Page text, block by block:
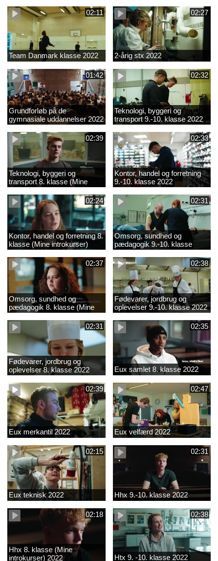
02:11
Team Danmark klasse 2022
02:27
2-årig stx 2022
01:42
Grundforløb på de
gymnasiale uddannelser 2022
02:32
Teknologi, byggeri og
transport 9.-10. klasse 2022
02:39
Teknologi, byggeri og
transport 8. klasse (Mine
introkurser) 2022
02:33
Kontor, handel og forretning
9.-10. klasse 2022
02:24
Kontor, handel og forretning 8.
klasse (Mine introkurser)
2022
02:31
Omsorg, sundhed og
pædagogik 9.-10. klasse
2022
02:37
Omsorg, sundhed og
pædagogik 8. klasse (Mine
introkurser) 2022
02:38
Fødevarer, jordbrug og
oplevelser 9.-10. klasse 2022
02:31
Fødevarer, jordbrug og
oplevelser 8. klasse 2022
02:35
Eux samlet 8. klasse 2022
02:39
Eux merkantil 2022
02:47
Eux velfærd 2022
02:15
Eux teknisk 2022
02:31
Hhx 9.-10. klasse 2022
02:18
Hhx 8. klasse (Mine
introkurser) 2022
02:38
Htx 9. -10. klasse 2022